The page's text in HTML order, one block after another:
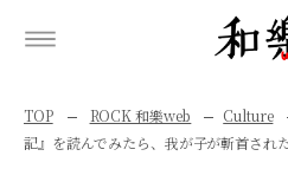
TOP ROCK 和樂web Culture
記』を読んでみたら、我が子が斬首され